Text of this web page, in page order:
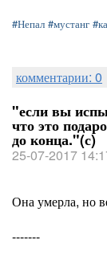
#Непал #мустанг
комментарии: 0
"если вы
что это
до конца."(с)
25-07-2017
Она умерла, но
-------